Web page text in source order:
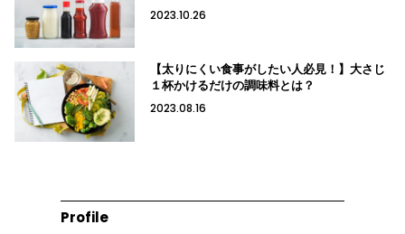
2023.10.26
【太りにくい食事がしたい人必見！】大さじ
１杯かけるだけの調味料とは？
2023.08.16
Profile